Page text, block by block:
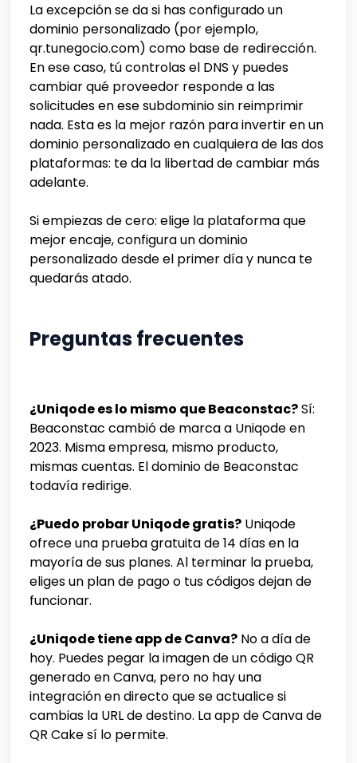
La excepción se da si has configurado un
dominio personalizado (por ejemplo,
qr.tunegocio.com) como base de redirección.
En ese caso, tú controlas el DNS y puedes
cambiar qué proveedor responde a las
solicitudes en ese subdominio sin reimprimir
nada. Esta es la mejor razón para invertir en un
dominio personalizado en cualquiera de las dos
plataformas: te da la libertad de cambiar más
adelante.
Si empiezas de cero: elige la plataforma que
mejor encaje, configura un dominio
personalizado desde el primer día y nunca te
quedarás atado.
Preguntas frecuentes
¿Uniqode es lo mismo que Beaconstac?Sí:
Beaconstac cambió de marca a Uniqode en
2023. Misma empresa, mismo producto,
mismas cuentas. El dominio de Beaconstac
todavía redirige.
¿Puedo probar Uniqode gratis? Uniqode
ofrece una prueba gratuita de 14 días en la
mayoría de sus planes. Al terminar la prueba,
eliges un plan de pago o tus códigos dejan de
funcionar.
¿Uniqode tiene app de Canva? No a día de
hoy. Puedes pegar la imagen de un código QR
generado en Canva, pero no hay una
integración en directo que se actualice si
cambias la URL de destino. La app de Canva de
QR Cake sí lo permite.